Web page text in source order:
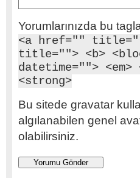
Yorumlarınızda bu
<a href=""
title=""> <b>
datetime="">
<strong>
Bu sitede gravatar
algılanabilen genel
olabilirsiniz.